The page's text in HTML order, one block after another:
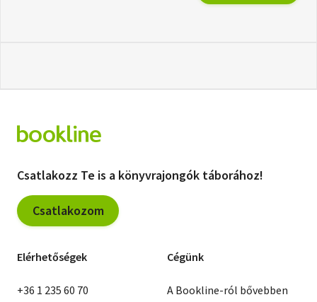
Csatlakozz Te is a könyvrajongók táborához!
Csatlakozom
Elérhetőségek
+36 1 235 60 70
Cégünk
A Bookline-ról bővebben